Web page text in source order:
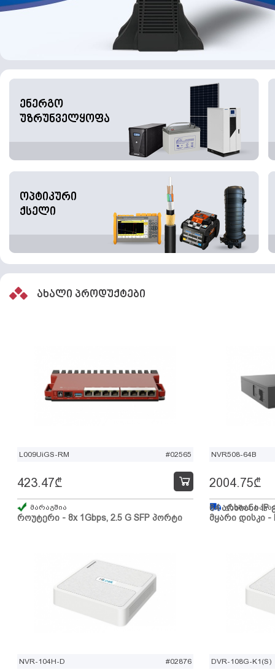
ენერგო
უზრუნველყოფა
ოპტიკური
ქსელი
ახალი პროდუქტები
L009UiGS-RM #02565
როუტერი - 8x 1Gbps, 2.5 G SFP პორტი
423.47₾
მარაგშია
NVR508-64B
64 არხიანი IP
მყარი დისკი -
2004.75₾
გზაშია,
NVR-104H-D #02876 DVR-108G-K1(S)